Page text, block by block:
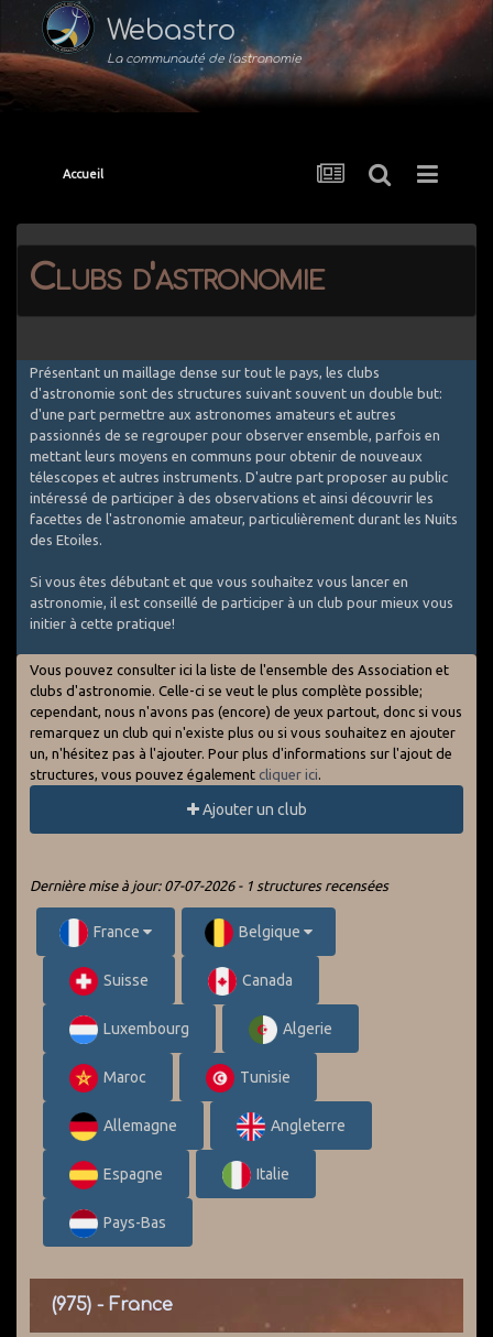
Webastro
La communauté de l'astronomie
Accueil
Clubs d'astronomie
Présentant un maillage dense sur tout le pays, les clubs
d'astronomie sont des structures suivant souvent un double but:
d'une part permettre aux astronomes amateurs et autres
passionnés de se regrouper pour observer ensemble, parfois en
mettant leurs moyens en communs pour obtenir de nouveaux
télescopes et autres instruments. D'autre part proposer au public
intéressé de participer à des observations et ainsi découvrir les
facettes de l'astronomie amateur, particulièrement durant les Nuits
des Etoiles.
Si vous êtes débutant et que vous souhaitez vous lancer en
astronomie, il est conseillé de participer à un club pour mieux vous
initier à cette pratique!
Vous pouvez consulter ici la liste de l'ensemble des Association et
clubs d'astronomie. Celle-ci se veut le plus complète possible;
cependant, nous n'avons pas (encore) de yeux partout, donc si vous
remarquez un club qui n'existe plus ou si vous souhaitez en ajouter
un, n'hésitez pas à l'ajouter. Pour plus d'informations sur l'ajout de
structures, vous pouvez également cliquer ici.
Ajouter un club
Dernière mise à jour: 07-07-2026 - 1 structures recensées
France Belgique
Suisse Canada
Luxembourg Algerie
Maroc Tunisie
Allemagne Angleterre
Espagne Italie
Pays-Bas
(975) - France